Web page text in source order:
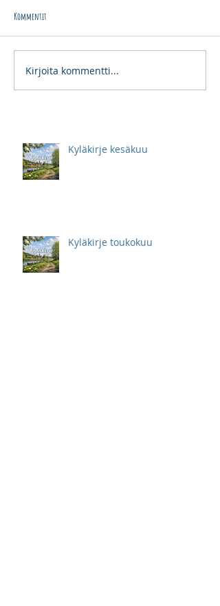
Kommentit
Kirjoita kommentti...
Kyläkirje kesäkuu
Kyläkirje toukokuu